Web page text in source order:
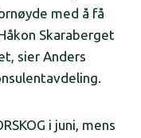
med å få
Skaraberget
sier Anders
i juni, mens